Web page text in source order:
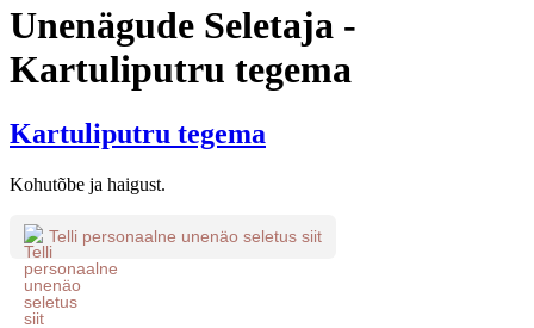
Unenägude Seletaja -
Kartuliputru tegema
Kartuliputru tegema
Kohutõbe ja haigust.
Telli personaalne unenäo seletus siit